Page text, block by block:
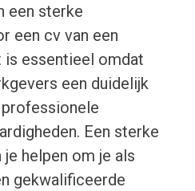
een sterke
een cv van een
essentieel omdat
een duidelijk
Een sterke
helpen om je als
gekwalificeerde